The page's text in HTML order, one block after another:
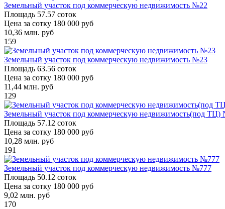
Земельный участок под коммерческую недвижимость №22
Площадь 57.57 соток
Цена за сотку 180 000 руб
10,36 млн. руб
159
Земельный участок под коммерческую недвижимость №23
Площадь 63.56 соток
Цена за сотку 180 000 руб
11,44 млн. руб
129
Земельный участок под коммерческую недвижимость(под ТЦ)
Площадь 57.12 соток
Цена за сотку 180 000 руб
10,28 млн. руб
191
Земельный участок под коммерческую недвижимость №777
Площадь 50.12 соток
Цена за сотку 180 000 руб
9,02 млн. руб
170